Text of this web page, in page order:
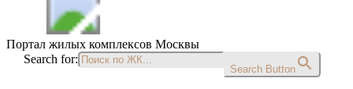
Портал жилых комплексов Москвы
Search for:
Search Button